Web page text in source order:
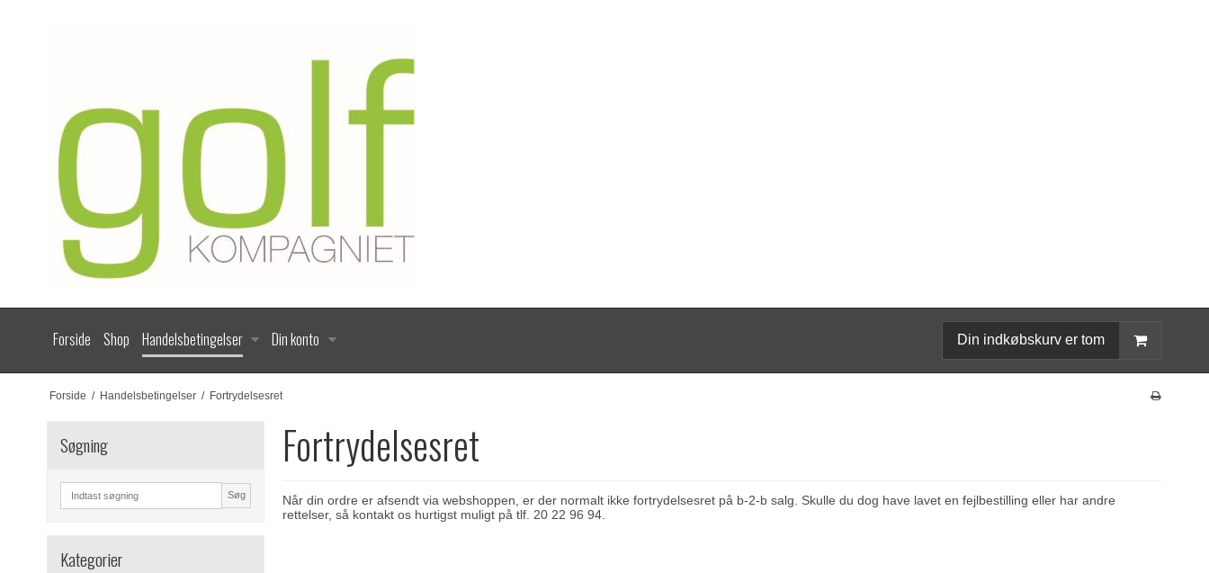
Forside Shop Handelsbetingelser Din konto Din indkøbskurv er tom
Forside / Handelsbetingelser / Fortrydelsesret
Søgning
Søg
Kategorier
Fortrydelsesret
Når din ordre er afsendt via webshoppen, er der normalt ikke fortrydelsesret på b-2-b salg. Skulle du dog have lavet en fejlbestilling eller har andre
rettelser, så kontakt os hurtigst muligt på tlf. 20 22 96 94.